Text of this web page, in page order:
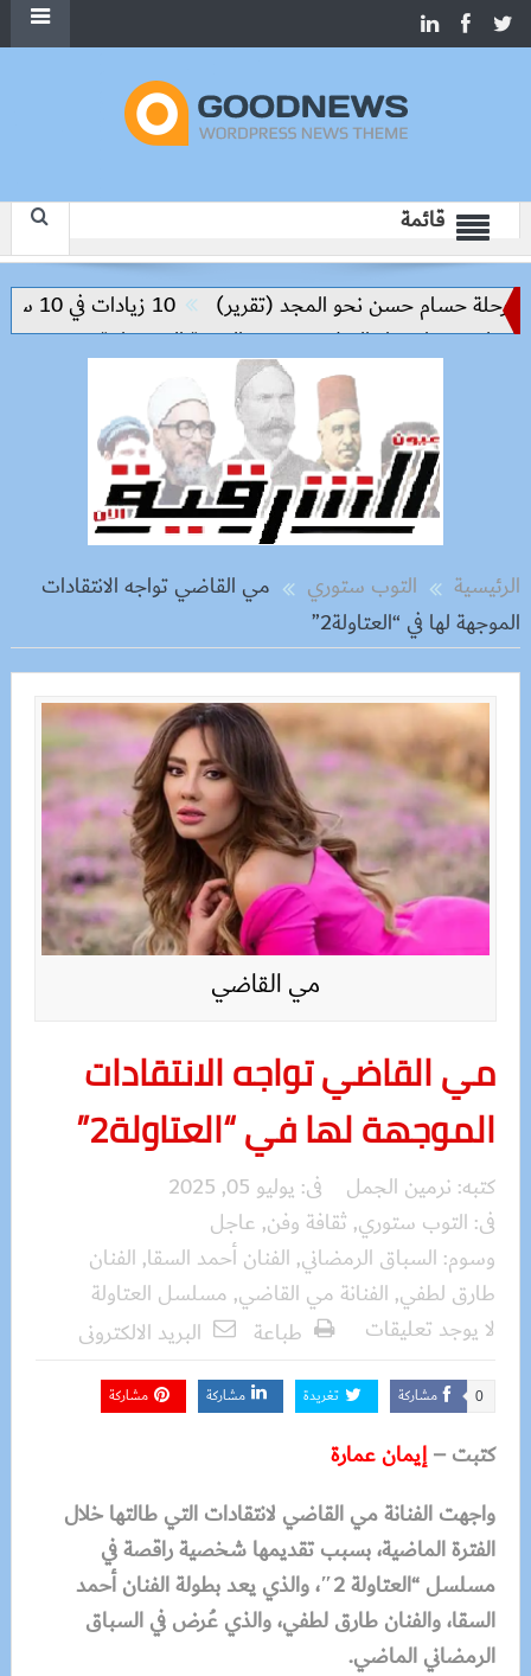
قائمة
حسام حسن نحو المجد (تقرير)
10 زيادات في 10 سنوات.. هل حان الوقت لرفع دعم البنزين نهائيا؟
مفتاح بناء السلام وتحقيق التنمية المستدامة
الرئيسية التوب ستوري
مي القاضي تواجه الانتقادات
الموجهة لها في “العتاولة2”
مي القاضي
مي القاضي تواجه الانتقادات
الموجهة لها في “العتاولة2”
كتبه: نرمين الجمل فى: يوليو 05, 2025
فى: التوب ستوري, ثقافة وفن, عاجل
وسوم: السباق الرمضاني, الفنان أحمد السقا, الفنان
طارق لطفي, الفنانة مي القاضي, مسلسل العتاولة
لا يوجد تعليقات
طباعة البريد الالكترونى
مشاركة 0 تغريدة مشاركة مشاركة
كتبت –إيمان عمارة
واجهت الفنانة مي القاضي لانتقادات التي طالتها خلال
الفترة الماضية، بسبب تقديمها شخصية راقصة في
مسلسل “العتاولة 2″، والذي يعد بطولة الفنان أحمد
السقا، والفنان طارق لطفي، والذي عُرض في السباق
الرمضاني الماضي.